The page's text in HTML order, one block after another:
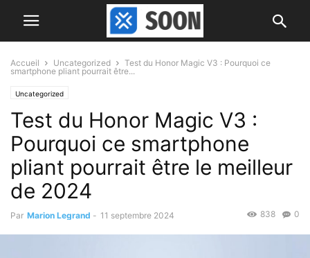
Accueil Uncategorized
Test du Honor Magic V3 : Pourquoi ce
smartphone pliant pourrait être...
Uncategorized
Test du Honor Magic V3 :
Pourquoi ce smartphone
pliant pourrait être le meilleur
de 2024
Par Marion Legrand - 11 septembre 2024 0
838